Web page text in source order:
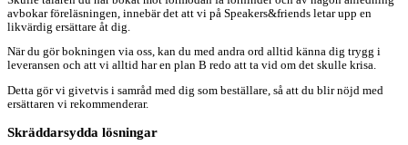
avbokar föreläsningen, innebär det att vi på Speakers&friends letar upp en
likvärdig ersättare åt dig.
När du gör bokningen via oss, kan du med andra ord alltid känna dig trygg i
leveransen och att vi alltid har en plan B redo att ta vid om det skulle krisa.
Detta gör vi givetvis i samråd med dig som beställare, så att du blir nöjd med
ersättaren vi rekommenderar.
Skräddarsydda lösningar